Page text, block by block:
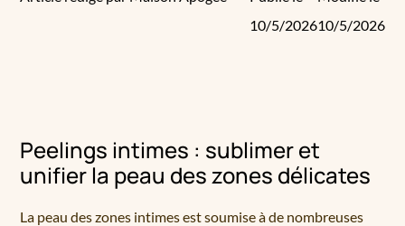
10/5/202610/5/2026
Peelings intimes : sublimer et
unifier la peau des zones délicates
La peau des zones intimes est soumise à de nombreuses